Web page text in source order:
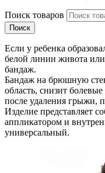
Поиск товаров
Поиск
Если у ребенка
белой линии живота
бандаж.
Бандаж на брюшную
область, снизит
после удаления грыжи,
Изделие представляет
аппликатором и
универсальный.